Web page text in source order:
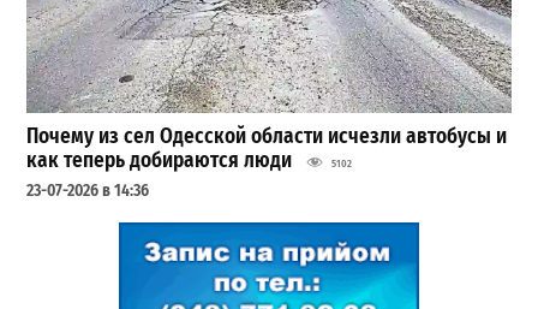
Почему из сел Одесской области исчезли автобусы и
как теперь добираются люди
5102
23-07-2026 в 14:36